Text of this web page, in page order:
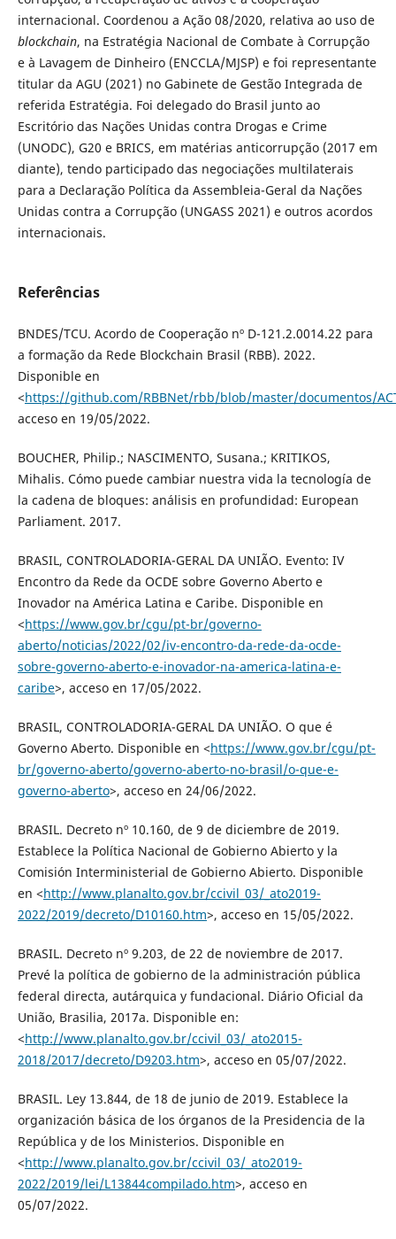
internacional. Coordenou a Ação 08/2020, relativa ao uso de
blockchain, na Estratégia Nacional de Combate à Corrupção
e à Lavagem de Dinheiro (ENCCLA/MJSP) e foi representante
titular da AGU (2021) no Gabinete de Gestão Integrada de
referida Estratégia. Foi delegado do Brasil junto ao
Escritório das Nações Unidas contra Drogas e Crime
(UNODC), G20 e BRICS, em matérias anticorrupção (2017 em
diante), tendo participado das negociações multilaterais
para a Declaração Política da Assembleia-Geral da Nações
Unidas contra a Corrupção (UNGASS 2021) e outros acordos
internacionais.
Referências
BNDES/TCU. Acordo de Cooperação nº D-121.2.0014.22 para
a formação da Rede Blockchain Brasil (RBB). 2022.
Disponible en
<https://github.com/RBBNet/rbb/blob/master/documentos/
acceso en 19/05/2022.
BOUCHER, Philip.; NASCIMENTO, Susana.; KRITIKOS,
Mihalis. Cómo puede cambiar nuestra vida la tecnología de
la cadena de bloques: análisis en profundidad: European
Parliament. 2017.
BRASIL, CONTROLADORIA-GERAL DA UNIÃO. Evento: IV
Encontro da Rede da OCDE sobre Governo Aberto e
Inovador na América Latina e Caribe. Disponible en
<https://www.gov.br/cgu/pt-br/governo-
aberto/noticias/2022/02/iv-encontro-da-rede-da-ocde-
sobre-governo-aberto-e-inovador-na-america-latina-e-
caribe>, acceso en 17/05/2022.
BRASIL, CONTROLADORIA-GERAL DA UNIÃO. O que é
Governo Aberto. Disponible en <https://www.gov.br/cgu/pt-
br/governo-aberto/governo-aberto-no-brasil/o-que-e-
governo-aberto>, acceso en 24/06/2022.
BRASIL. Decreto nº 10.160, de 9 de diciembre de 2019.
Establece la Política Nacional de Gobierno Abierto y la
Comisión Interministerial de Gobierno Abierto. Disponible
en <http://www.planalto.gov.br/ccivil_03/_ato2019-
2022/2019/decreto/D10160.htm>, acceso en 15/05/2022.
BRASIL. Decreto nº 9.203, de 22 de noviembre de 2017.
Prevé la política de gobierno de la administración pública
federal directa, autárquica y fundacional. Diário Oficial da
União, Brasilia, 2017a. Disponible en:
<http://www.planalto.gov.br/ccivil_03/_ato2015-
2018/2017/decreto/D9203.htm>, acceso en 05/07/2022.
BRASIL. Ley 13.844, de 18 de junio de 2019. Establece la
organización básica de los órganos de la Presidencia de la
República y de los Ministerios. Disponible en
<http://www.planalto.gov.br/ccivil_03/_ato2019-
2022/2019/lei/L13844compilado.htm>, acceso en
05/07/2022.